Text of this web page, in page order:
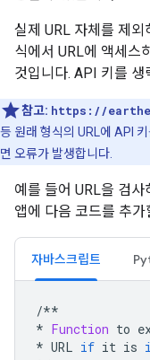
실제 URL 자체를 제
식에서 URL에 액세스
것입니다. API 키를 생
참고: https://
등 원래 형식의 URL에 API 키
면 오류가 발생합니다.
예를 들어 URL을 검
앱에 다음 코드를 추가
자바스크립트
/**
* Function to
* URL if it is